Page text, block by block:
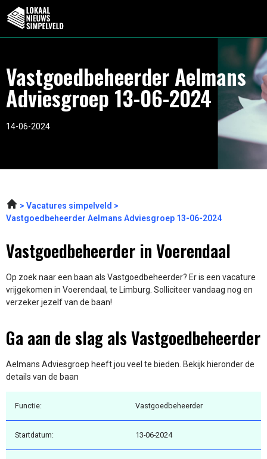
Vastgoedbeheerder Aelmans
Adviesgroep 13-06-2024
14-06-2024
Vacatures simpelveld
Vastgoedbeheerder Aelmans Adviesgroep 13-06-2024
Vastgoedbeheerder in Voerendaal
Op zoek naar een baan als Vastgoedbeheerder? Er is een vacature
vrijgekomen in Voerendaal, te Limburg. Solliciteer vandaag nog en
verzeker jezelf van de baan!
Ga aan de slag als Vastgoedbeheerder
Aelmans Adviesgroep heeft jou veel te bieden. Bekijk hieronder de
details van de baan
Functie: Vastgoedbeheerder
Startdatum: 13-06-2024